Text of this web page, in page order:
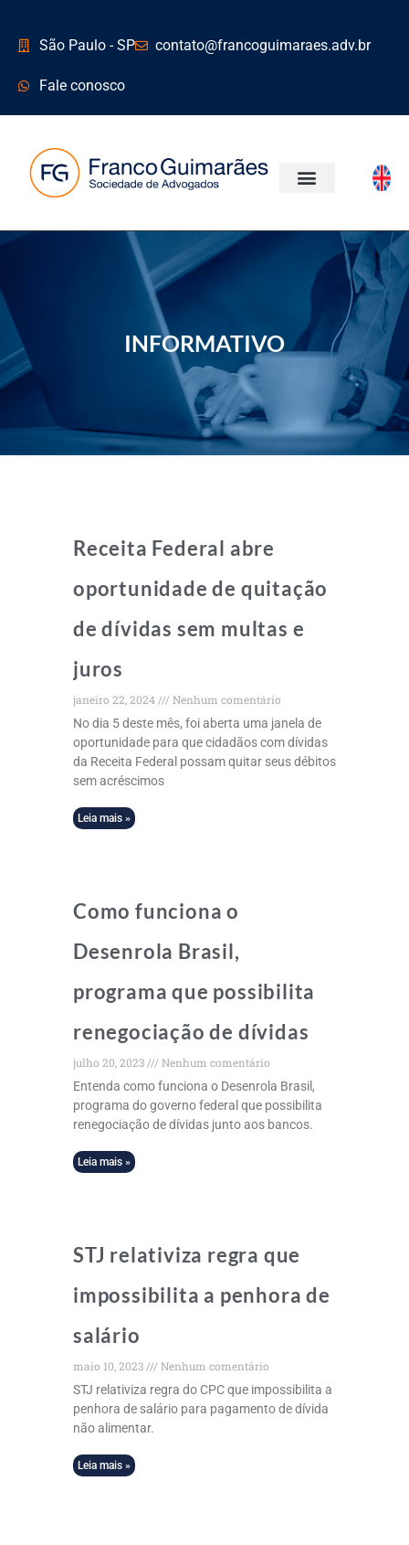
São Paulo - SP contato@francoguimaraes.adv.br
Fale conosco
INFORMATIVO
Receita Federal abre
oportunidade de quitação
de dívidas sem multas e
juros
janeiro 22, 2024
Nenhum comentário
No dia 5 deste mês, foi aberta uma janela de
oportunidade para que cidadãos com dívidas
da Receita Federal possam quitar seus débitos
sem acréscimos
Leia mais »
Como funciona o
Desenrola Brasil,
programa que possibilita
renegociação de dívidas
julho 20, 2023
Nenhum comentário
Entenda como funciona o Desenrola Brasil,
programa do governo federal que possibilita
renegociação de dívidas junto aos bancos.
Leia mais »
STJ relativiza regra que
impossibilita a penhora de
salário
maio 10, 2023
Nenhum comentário
STJ relativiza regra do CPC que impossibilita a
penhora de salário para pagamento de dívida
não alimentar.
Leia mais »